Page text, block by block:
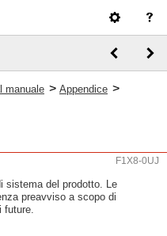
manuale > Appendice >
F1X8-0UJ
sistema del prodotto. Le
preavviso a scopo di
future.